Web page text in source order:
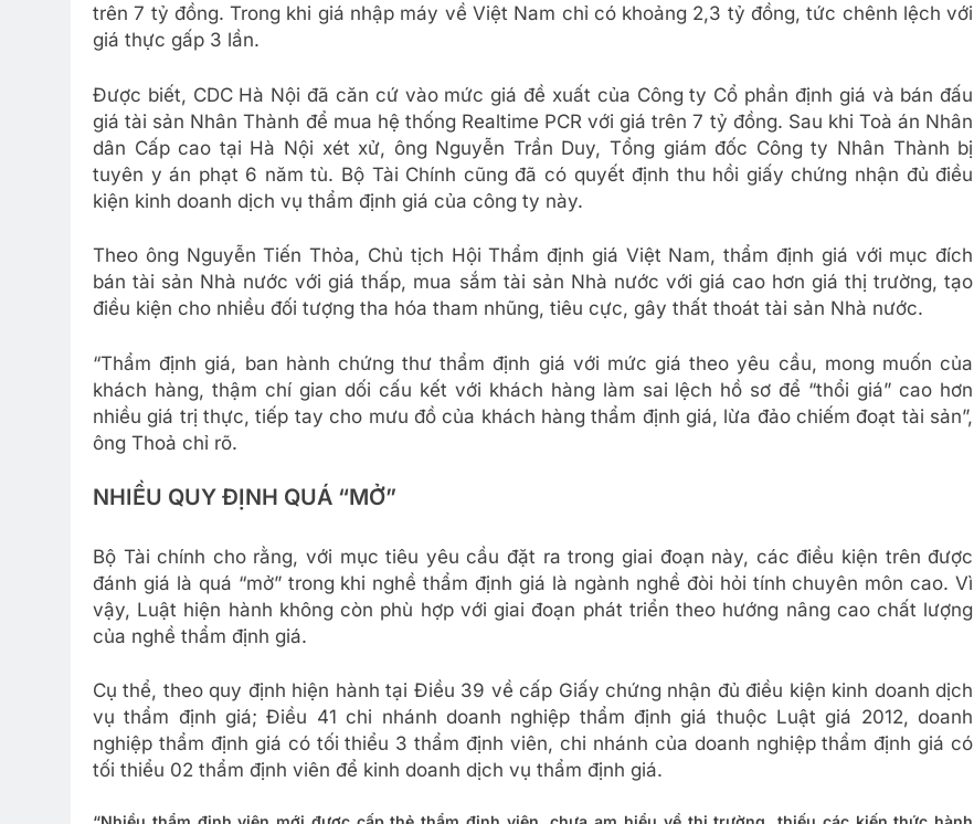
trên 7 tỷ đồng. Trong khi giá nhập máy về Việt Nam chỉ có khoảng 2,3 tỷ đồng, tức chênh lệch với
giá thực gấp 3 lần.
Được biết, CDC Hà Nội đã căn cứ vào mức giá đề xuất của Công ty Cổ phần định giá và bán đấu
giá tài sản Nhân Thành để mua hệ thống Realtime PCR với giá trên 7 tỷ đồng. Sau khi Toà án Nhân
dân Cấp cao tại Hà Nội xét xử, ông Nguyễn Trần Duy, Tổng giám đốc Công ty Nhân Thành bị
tuyên y án phạt 6 năm tù. Bộ Tài Chính cũng đã có quyết định thu hồi giấy chứng nhận đủ điều
kiện kinh doanh dịch vụ thẩm định giá của công ty này.
Theo ông Nguyễn Tiến Thỏa, Chủ tịch Hội Thẩm định giá Việt Nam, thẩm định giá với mục đích
bán tài sản Nhà nước với giá thấp, mua sắm tài sản Nhà nước với giá cao hơn giá thị trường, tạo
điều kiện cho nhiều đối tượng tha hóa tham nhũng, tiêu cực, gây thất thoát tài sản Nhà nước.
“Thẩm định giá, ban hành chứng thư thẩm định giá với mức giá theo yêu cầu, mong muốn của
khách hàng, thậm chí gian dối cấu kết với khách hàng làm sai lệch hồ sơ để “thổi giá” cao hơn
nhiều giá trị thực, tiếp tay cho mưu đồ của khách hàng thẩm định giá, lừa đảo chiếm đoạt tài sản”,
ông Thoả chỉ rõ.
NHIỀU QUY ĐỊNH QUÁ “MỞ”
Bộ Tài chính cho rằng, với mục tiêu yêu cầu đặt ra trong giai đoạn này, các điều kiện trên được
đánh giá là quá “mở” trong khi nghề thẩm định giá là ngành nghề đòi hỏi tính chuyên môn cao. Vì
vậy, Luật hiện hành không còn phù hợp với giai đoạn phát triển theo hướng nâng cao chất lượng
của nghề thẩm định giá.
Cụ thể, theo quy định hiện hành tại Điều 39 về cấp Giấy chứng nhận đủ điều kiện kinh doanh dịch
vụ thẩm định giá; Điều 41 chi nhánh doanh nghiệp thẩm định giá thuộc Luật giá 2012, doanh
nghiệp thẩm định giá có tối thiểu 3 thẩm định viên, chi nhánh của doanh nghiệp thẩm định giá có
tối thiểu 02 thẩm định viên để kinh doanh dịch vụ thẩm định giá.